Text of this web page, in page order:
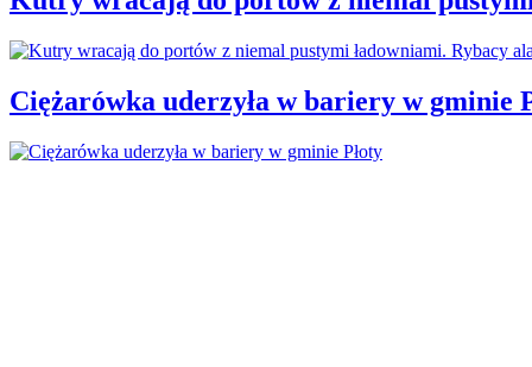
Ciężarówka uderzyła w bariery w gminie